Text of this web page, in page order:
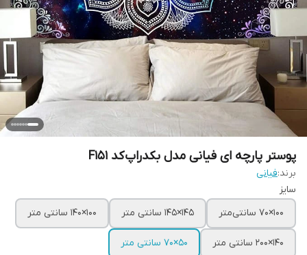
پوستر پارچه ای فیانی مدل بکدراپ کد F151
برند:فیانی
سایز
100×70 سانتی‌متر
145×145 سانتی متر 100×140 سانتی متر
140×200 سانتی متر 50×70 سانتی متر